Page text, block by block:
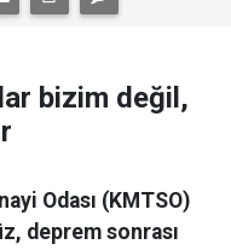
bizim değil,
Odası (KMTSO)
deprem sonrası